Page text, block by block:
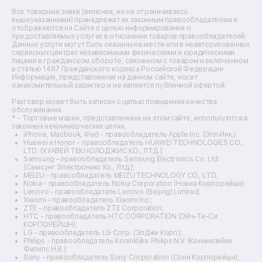
Ремонт источников бесперебойного питания
Ремонт пароварок
Ремонт микшерных пультов
Ремонт dj-пультов
Ремонт кухонных плит
Ремонт стедикамов
Ремонт оптических прицелов
Ремонт электровелосипедов
Ремонт видеокамер
Ремонт эхолотов
Ремонт 3d-принтеров
Ремонт прицелов ночного видения
Ремонт винных шкафов
Ремонт выпрямителей
Ремонт сушилок для рук
Ремонт дальномеров
Ремонт снегоуборщиков
Все товарные знаки (включая, но не ограничиваясь
вышеуказанными) принадлежат их законным правообладателям и
отображаются на Сайте с целью информирования о
предоставляемых услугах в отношении товаров правообладателей.
Данные услуги могут быть оказаны на месте или в неавторизованных
сервисных центрах независимыми физическими и юридическими
лицами в гражданском обороте, связанном с товаром и включенном
в статью 1487 Гражданского кодекса Российской Федерации.
Информация, представленная на данном сайте, носит
ознакомительный характер и не является публичной офертой.
Разговор может быть записан с целью повышения качества
обслуживания.
* - Торговые марки, представленные на этом сайте, используются в
законных некоммерческих целях.
iPhone, Macbook, iPad - правообладатель Apple Inc. (Эпл Инк.);
Huawei и Honor - правообладатель HUAWEI TECHNOLOGIES CO.,
LTD. (ХУАВЕЙ ТЕКНОЛОДЖИС КО., ЛТД.);
Samsung – правообладатель Samsung Electronics Co. Ltd.
(Самсунг Электроникс Ко., Лтд.);
MEIZU - правообладатель MEIZU TECHNOLOGY CO., LTD.;
Nokia - правообладатель Nokia Corporation (Нокиа Корпорейшн);
Lenovo - правообладатель Lenovo (Beijing) Limited;
Xiaomi - правообладатель Xiaomi Inc.;
ZTE - правообладатель ZTE Corporation;
HTC - правообладатель HTC CORPORATION (Эйч-Ти-Си
КОРПОРЕЙШН);
LG - правообладатель LG Corp. (ЭлДжи Корп.);
Philips - правообладатель Koninklijke Philips N.V. (Конинклийке
Филипс Н.В.);
Sony - правообладатель Sony Corporation (Сони Корпорейшн);